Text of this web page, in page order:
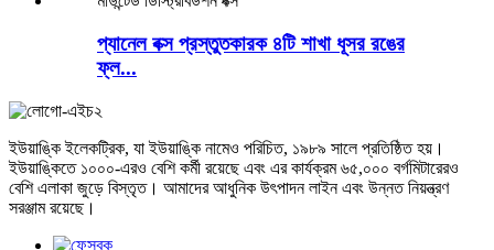
প্যানেল বক্স প্রস্তুতকারক ৪টি শাখা ধূসর রঙের
ফ্ল...
ইউয়াঙ্কি ইলেকট্রিক, যা ইউয়াঙ্কি নামেও পরিচিত, ১৯৮৯ সালে প্রতিষ্ঠিত হয়।
ইউয়াঙ্কিতে ১০০০-এরও বেশি কর্মী রয়েছে এবং এর কার্যক্রম ৬৫,০০০ বর্গমিটারেরও
বেশি এলাকা জুড়ে বিস্তৃত। আমাদের আধুনিক উৎপাদন লাইন এবং উন্নত নিয়ন্ত্রণ
সরঞ্জাম রয়েছে।